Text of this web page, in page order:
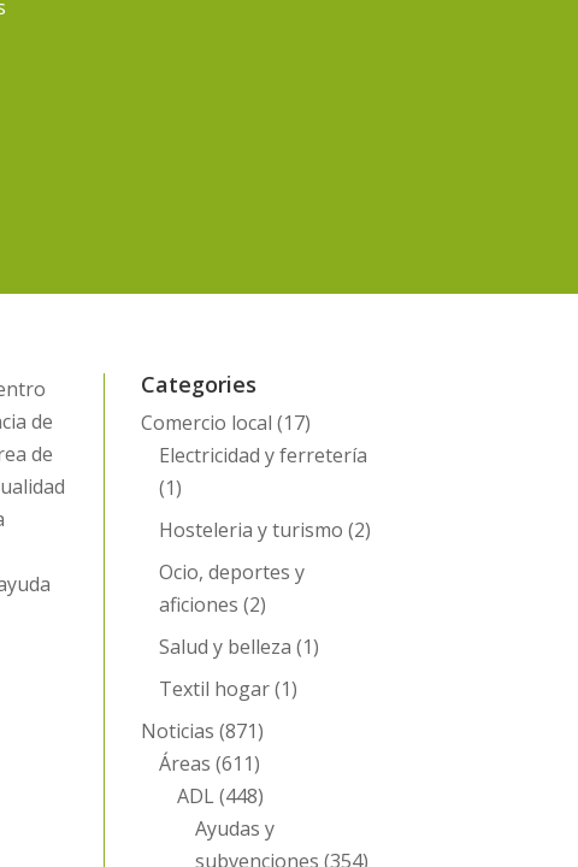
de
de
Categories
Comercio local (17)
Electricidad y ferretería
(1)
Hosteleria y turismo (2)
Ocio, deportes y
aficiones (2)
Salud y belleza (1)
Textil hogar(1)
Noticias (871)
Áreas (611)
ADL(448)
Ayudas y
subvenciones (354)